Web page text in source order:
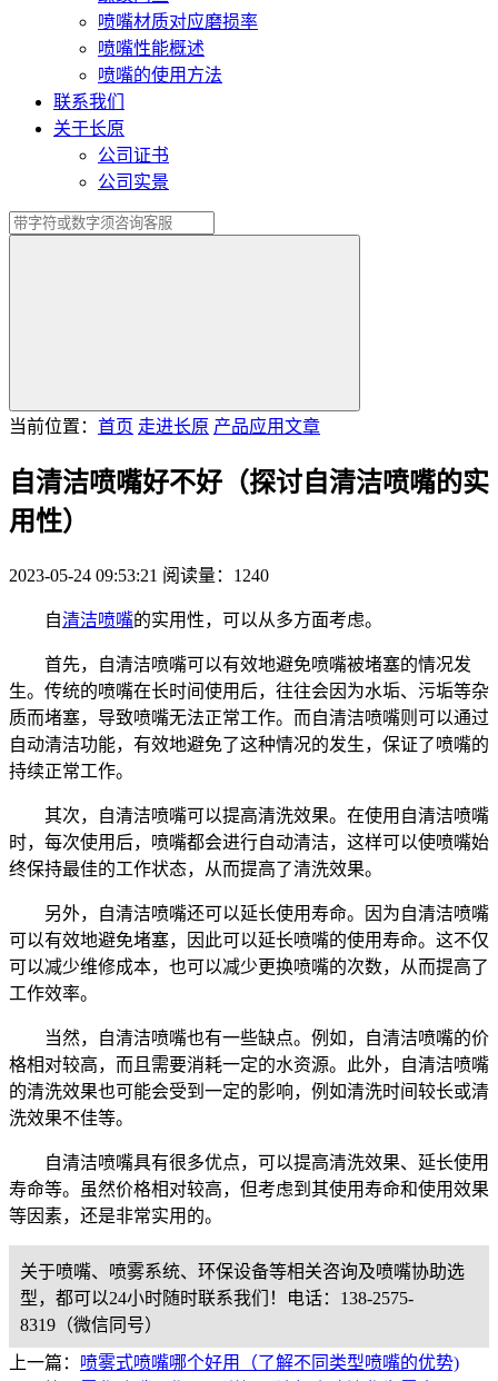
喷嘴材质对应磨损率
喷嘴性能概述
喷嘴的使用方法
联系我们
关于长原
公司证书
公司实景
当前位置： 首页 走进长原 产品应用文章
自清洁喷嘴好不好（探讨自清洁喷嘴的实
用性）
2023-05-24 09:53:21 阅读量：1240
自清洁喷嘴的实用性，可以从多方面考虑。
首先，自清洁喷嘴可以有效地避免喷嘴被堵塞的情况发
生。传统的喷嘴在长时间使用后，往往会因为水垢、污垢等杂
质而堵塞，导致喷嘴无法正常工作。而自清洁喷嘴则可以通过
自动清洁功能，有效地避免了这种情况的发生，保证了喷嘴的
持续正常工作。
其次，自清洁喷嘴可以提高清洗效果。在使用自清洁喷嘴
时，每次使用后，喷嘴都会进行自动清洁，这样可以使喷嘴始
终保持最佳的工作状态，从而提高了清洗效果。
另外，自清洁喷嘴还可以延长使用寿命。因为自清洁喷嘴
可以有效地避免堵塞，因此可以延长喷嘴的使用寿命。这不仅
可以减少维修成本，也可以减少更换喷嘴的次数，从而提高了
工作效率。
当然，自清洁喷嘴也有一些缺点。例如，自清洁喷嘴的价
格相对较高，而且需要消耗一定的水资源。此外，自清洁喷嘴
的清洗效果也可能会受到一定的影响，例如清洗时间较长或清
洗效果不佳等。
自清洁喷嘴具有很多优点，可以提高清洗效果、延长使用
寿命等。虽然价格相对较高，但考虑到其使用寿命和使用效果
等因素，还是非常实用的。
关于喷嘴、喷雾系统、环保设备等相关咨询及喷嘴协助选
型，都可以24小时随时联系我们！电话：138-2575-
8319（微信同号）
上一篇： 喷雾式喷嘴哪个好用（了解不同类型喷嘴的优势)